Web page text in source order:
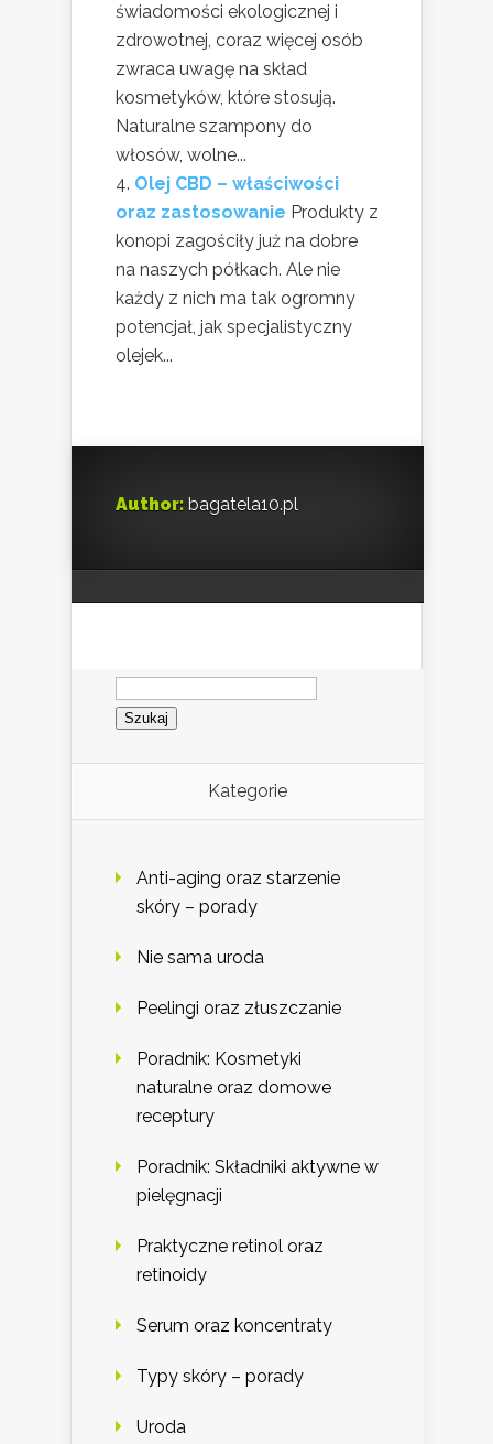
świadomości ekologicznej i
zdrowotnej, coraz więcej osób
zwraca uwagę na skład
kosmetyków, które stosują.
Naturalne szampony do
włosów, wolne...
Olej CBD – właściwości
oraz zastosowanie Produkty z
konopi zagościły już na dobre
na naszych półkach. Ale nie
każdy z nich ma tak ogromny
potencjał, jak specjalistyczny
olejek...
Author: bagatela10.pl
Szukaj:
Kategorie
Anti-aging oraz starzenie
skóry – porady
Nie sama uroda
Peelingi oraz złuszczanie
Poradnik: Kosmetyki
naturalne oraz domowe
receptury
Poradnik: Składniki aktywne w
pielęgnacji
Praktyczne retinol oraz
retinoidy
Serum oraz koncentraty
Typy skóry – porady
Uroda